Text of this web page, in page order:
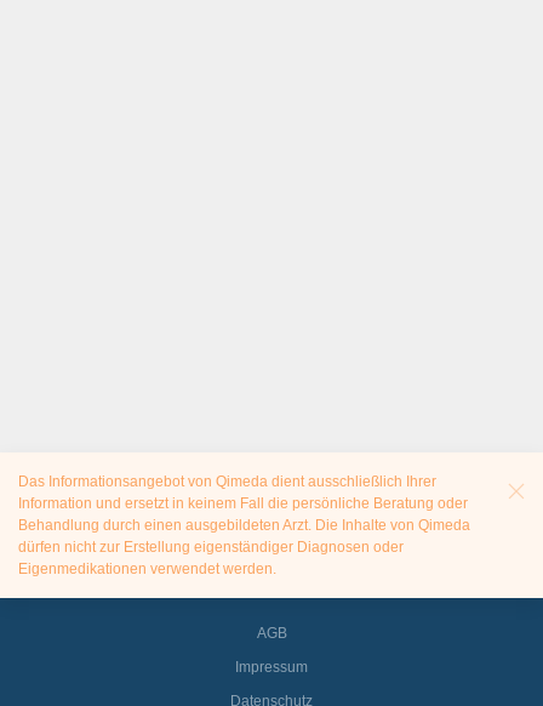
Das Informationsangebot von Qimeda dient ausschließlich Ihrer
Information und ersetzt in keinem Fall die persönliche Beratung oder
Behandlung durch einen ausgebildeten Arzt. Die Inhalte von Qimeda
dürfen nicht zur Erstellung eigenständiger Diagnosen oder
Eigenmedikationen verwendet werden.
AGB
Impressum
Datenschutz